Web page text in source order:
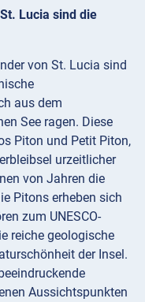
Lucia sind die
von St. Lucia sind
aus dem
See ragen. Diese
Piton und Petit Piton,
urzeitlicher
von Jahren die
Pitons erheben sich
zum UNESCO-
reiche geologische
der Insel.
Aussichtspunkten